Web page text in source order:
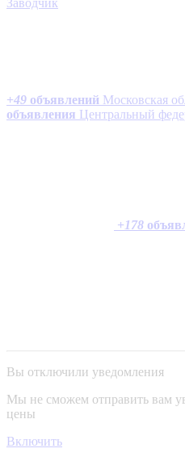
+49 объявлений Московская
объявления Центральный
+178
Вы отключили уведомления
Мы не сможем отправить вам
цены
Включить